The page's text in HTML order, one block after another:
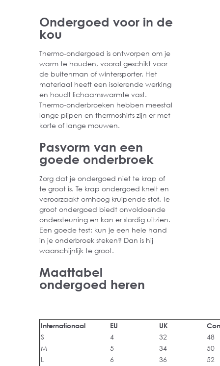
Ondergoed voor in de
kou
Thermo-ondergoed is ontworpen om je
warm te houden, vooral geschikt voor
de buitenman of wintersporter. Het
materiaal heeft een isolerende werking
en houdt lichaamswarmte vast.
Thermo-onderbroeken hebben meestal
lange pijpen en thermoshirts zijn er met
korte of lange mouwen.
Pasvorm van een
goede onderbroek
Zorg dat je ondergoed niet te krap of
te groot is. Te krap ondergoed knelt en
veroorzaakt omhoog kruipende stof. Te
groot ondergoed biedt onvoldoende
ondersteuning en kan er slordig uitzien.
Een goede test: kun je een hele hand
in je onderbroek steken? Dan is hij
waarschijnlijk te groot.
Maattabel
ondergoed heren
Internationaal EU UK
S
4 32
48
M
5 34
50
L
6 36
52